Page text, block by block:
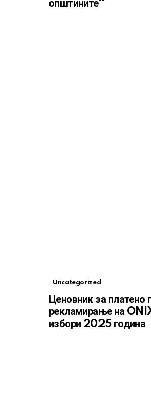
општините“
Uncategorized
Ценовник за платено
рекламирање на
избори 2025 година